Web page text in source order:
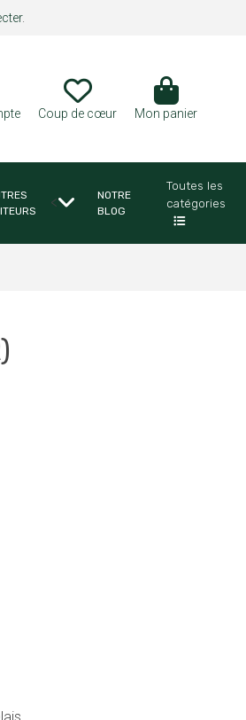
.
Coup de cœur Mon panier
<
NOTRE
BLOG
Toutes les
catégories